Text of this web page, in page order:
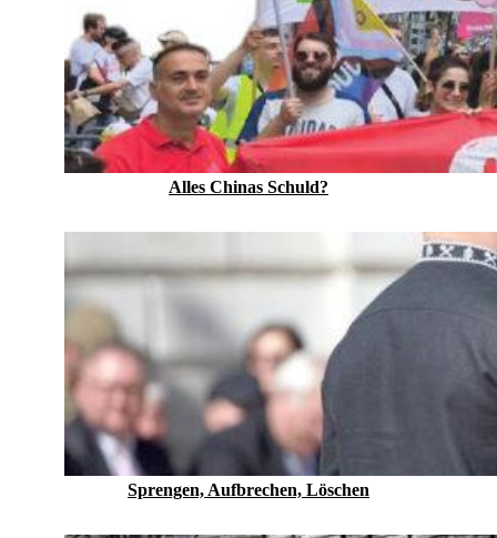
Alles Chinas Schuld?
Sprengen, Aufbrechen, Löschen